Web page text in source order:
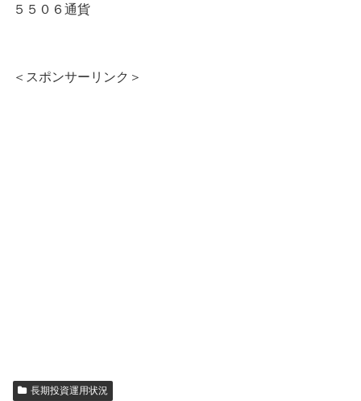
５５０６通貨
＜スポンサーリンク＞
長期投資運用状況